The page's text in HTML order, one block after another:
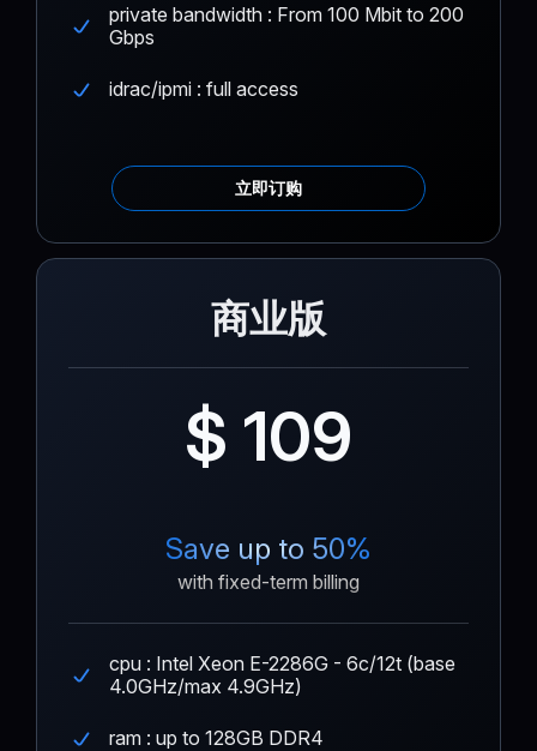
private bandwidth : From 100 Mbit to 200
Gbps
idrac/ipmi : full access
立即订购
商业版
$ 109
Save up to 50%
with fixed-term billing
cpu : Intel Xeon E-2286G - 6c/12t (base
4.0GHz/max 4.9GHz)
ram : up to 128GB DDR4